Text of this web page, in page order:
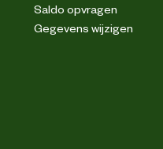
Saldo opvragen
Gegevens wijzigen